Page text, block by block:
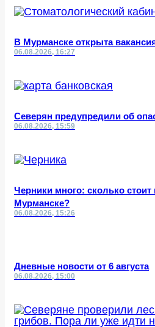
В Мурманске открыта
06.08.2026, 16:27
Северян предупредили об
06.08.2026, 15:59
Черники много: сколько
Мурманске?
06.08.2026, 15:26
Дневные новости от 6 августа
06.08.2026, 15:00